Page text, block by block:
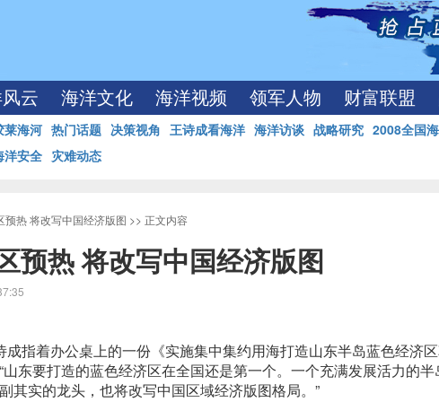
云 海洋文化 海洋视频 领军人物 财富联盟
莱海河 热门话题 决策视角 王诗成看海洋 海洋访谈 战略研究 2008全国
洋安全 灾难动态
预热 将改写中国经济版图 >> 正文内容
预热 将改写中国经济版图
指着办公桌上的一份《实施集中集约用海打造山东半岛蓝色经济
山东要打造的蓝色经济区在全国还是第一个。一个充满发展活力的
其实的龙头，也将改写中国区域经济版图格局。”